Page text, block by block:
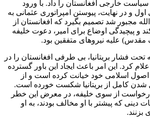
خارجی افغانستان را داد. با ورود
اول و در نهایت، پیوستن امپراتوری عثمانی به
مجبور شد تصمیم بگیرد که افغانستان از
و پیچیدگی اوضاع برای امیر، دعوت خلیفه
مقدس) علیه نیروهای متفقین بود.
تحت فشار بریتانیا، بی طرفی افغانستان را در
کرد. این امر باعث ایجاد این باور گسترده
اصول اسلامی خود خیانت کرده است و از
کامل از بریتانیا شکست خورده است.
درخواست از سوی خلیفه، در معرض این خطر
دینی که پیشتر با او مخالف بودند، به او